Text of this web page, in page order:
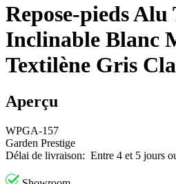
Repose-pieds Alu
Inclinable Blanc
Textilène Gris
Aperçu
WPGA-157
Garden Prestige
Délai de livraison: Entre 4 et 5 jours